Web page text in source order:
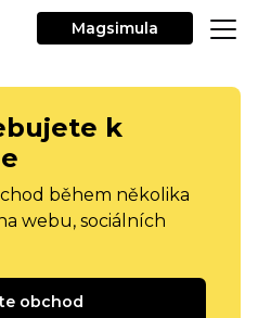
Magsimula
k
během několika
webu, sociálních
obchod